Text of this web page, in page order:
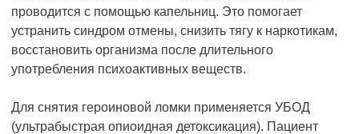
проводится с помощью капельниц. Это помогает
устранить синдром отмены, снизить тягу к наркотикам,
восстановить организма после длительного
употребления психоактивных веществ.
Для снятия героиновой ломки применяется УБОД
(ультрабыстрая опиоидная детоксикация). Пациент